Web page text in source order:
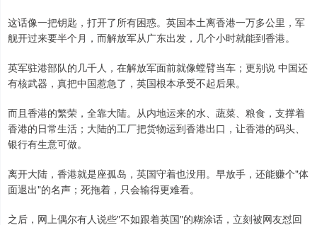
这话像一把钥匙，打开了所有困惑。英国本土离香港一万多公里，军
舰开过来要半个月，而解放军从广东出发，几个小时就能到香港。
英军驻港部队的几千人，在解放军面前就像螳臂当车；更别说 中国还
有核武器，真把中国惹急了，英国根本承受不起后果。
而且香港的繁荣，全靠大陆。从内地运来的水、蔬菜、粮食，支撑着
香港的日常生活；大陆的工厂把货物运到香港出口，让香港的码头、
银行有生意可做。
离开大陆，香港就是座孤岛，英国守着也没用。早放手，还能赚个"体
面退出"的名声；死拖着，只会输得更难看。
之后，网上偶尔有人说些"不如跟着英国"的糊涂话，立刻被网友怼回